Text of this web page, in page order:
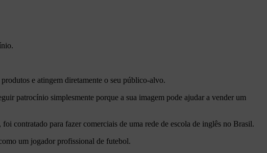
e atingem diretamente o seu público-alvo.
patrocínio simplesmente porque a sua imagem pode ajudar a vender um
contratado para fazer comerciais de uma rede de escola de inglês no Brasil.
um jogador profissional de futebol.